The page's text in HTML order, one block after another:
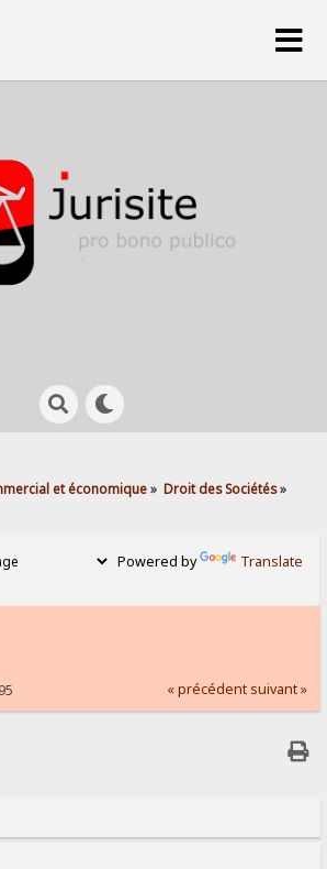
et économique» Droit des Sociétés»
Powered by Translate
« précédent suivant »